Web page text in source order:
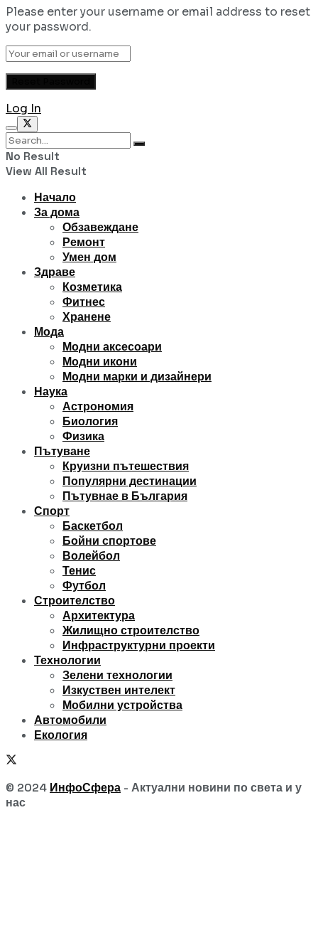
Please enter your username or email address to reset
your password.
Log In
No Result
View All Result
Начало
За дома
Обзавеждане
Ремонт
Умен дом
Здраве
Козметика
Фитнес
Хранене
Мода
Модни аксесоари
Модни икони
Модни марки и дизайнери
Наука
Астрономия
Биология
Физика
Пътуване
Круизни пътешествия
Популярни дестинации
Пътувнае в България
Спорт
Баскетбол
Бойни спортове
Волейбол
Тенис
Футбол
Строителство
Архитектура
Жилищно строителство
Инфраструктурни проекти
Технологии
Зелени технологии
Изкуствен интелект
Мобилни устройства
Автомобили
Екология
© 2024 ИнфоСфера - Актуални новини по света и у
нас